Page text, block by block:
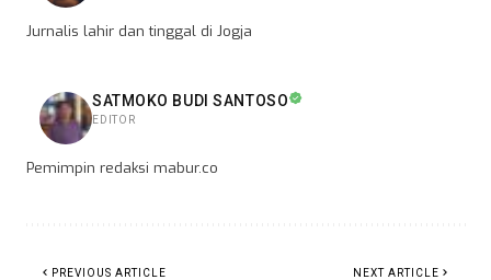
Jurnalis lahir dan tinggal di Jogja
SATMOKO BUDI SANTOSO
EDITOR
Pemimpin redaksi mabur.co
PREVIOUS ARTICLE NEXT ARTICLE